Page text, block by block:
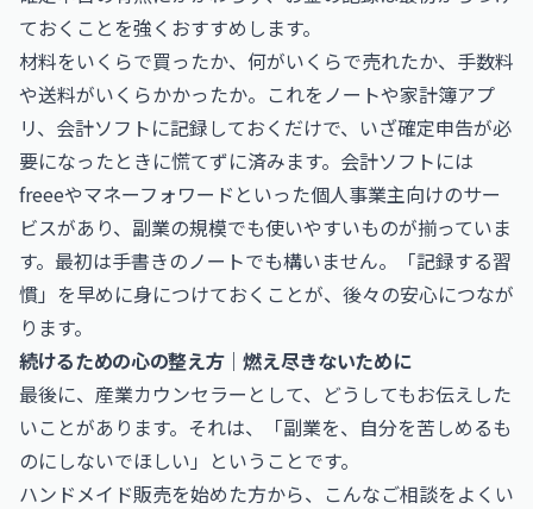
ておくことを強くおすすめします。
材料をいくらで買ったか、何がいくらで売れたか、手数料
や送料がいくらかかったか。これをノートや家計簿アプ
リ、会計ソフトに記録しておくだけで、いざ確定申告が必
要になったときに慌てずに済みます。会計ソフトには
freeeやマネーフォワード といった個人事業主向けのサー
ビスがあり、副業の規模でも使いやすいものが揃っていま
す。最初は手書きのノートでも構いません。「記録する習
慣」を早めに身につけておくことが、後々の安心につなが
ります。
続けるための心の整え方｜燃え尽きないために
最後に、産業カウンセラーとして、どうしてもお伝えした
いことがあります。それは、「副業を、自分を苦しめるも
のにしないでほしい」ということです。
ハンドメイド販売を始めた方から、こんなご相談をよくい